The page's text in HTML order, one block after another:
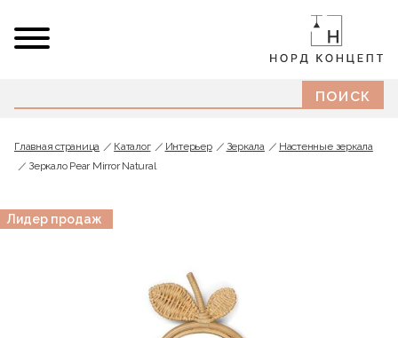
Главная страница Каталог Интерьер Зеркала
Настенные зеркала
Зеркало Pear Mirror Natural
Лидер продаж